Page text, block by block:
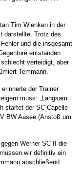
Tim Wienken in der
darstellte. Trotz des
und die insgesamt
entstanden
verteidigt, aber
Temmann.
der Trainer
muss: „Langsam
startet der SC Capelle
BW Aasee (Anstoß um
Werner SC II die
wir definitiv ein
abschließend.